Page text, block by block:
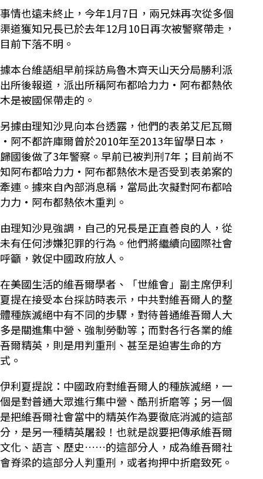
事情也遠未終止，今年1月7日，兩兄妹再次從多個
渠道獲知兄長已於去年12月10日再次被警察帶走，
目前下落不明。
據本台維語組早前採訪烏魯木齊天山天分局勝利派
出所後報道，派出所稱阿布都哈力力·阿布都熱依
木是被國保帶走的。
另據由理知沙見向本台透露，他們的表弟艾尼瓦爾
·阿不都許庫爾曾於2010年至2013年留學日本，
歸國後做了3年警察。早前已被判刑7年；目前尚不
知阿布都哈力力·阿布都熱依木是否受到表弟案的
牽連。據來自內部消息稱，當局此次擬對阿布都哈
力力·阿布都熱依木重判。
由理知沙見強調，自己的兄長是正直善良的人，從
未有任何涉嫌犯罪的行為。他們將繼續向國際社會
呼籲，敦促中國政府放人。
在美國生活的維吾爾學者、「世維會」副主席伊利
夏提在接受本台採訪時表示，中共對維吾爾人的整
體種族滅絕中有不同的步驟，對待普通維吾爾人大
多是關進集中營、強制勞動等；而對各行各業的維
吾爾精英，則是用判重刑、甚至是迫害生命的方
式。
伊利夏提說：中國政府對維吾爾人的種族滅絕，一
個是對普通大眾進行集中營、酷刑折磨等；另一個
是把維吾爾社會當中的精英作為要徹底消滅的這部
分，是另一種精英屠殺！也就是說要把傳承維吾爾
文化、語言、歷史……的這部分人，成為維吾爾社
會脊梁的這部分人判重刑，或者拘押中折磨致死。